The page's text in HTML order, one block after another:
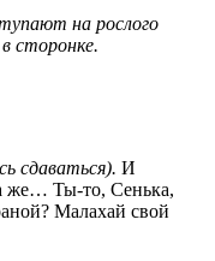
на рослого
сторонке.
сдаваться). И
же… Ты-то, Сенька,
Малахай свой